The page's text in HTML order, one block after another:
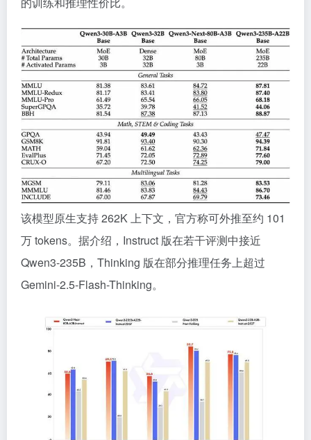
该模型原生支持 262K 上下文，官方称可外推至约 101
万 tokens。据介绍，Instruct 版在若干评测中接近
Qwen3-235B，Thinking 版在部分推理任务上超过
Gemini-2.5-Flash-Thinking。